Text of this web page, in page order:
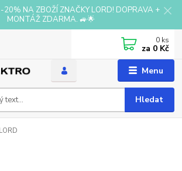
-20% NA ZBOŽÍ ZNAČKY LORD! DOPRAVA +
MONTÁŽ ZDARMA. 🚙🌟
Menu
Hledat
0 ks
za 0 Kč
LORD